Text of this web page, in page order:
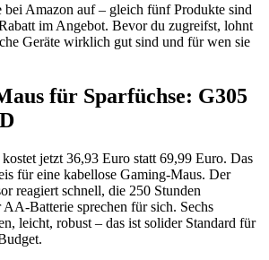
bei Amazon auf – gleich fünf Produkte sind
im Angebot. Bevor du zugreifst, lohnt
Geräte wirklich gut sind und für wen sie
für Sparfüchse: G305
jetzt 36,93 Euro statt 69,99 Euro. Das
für eine kabellose Gaming-Maus. Der
reagiert schnell, die 250 Stunden
Batterie sprechen für sich. Sechs
leicht, robust – das ist solider Standard für